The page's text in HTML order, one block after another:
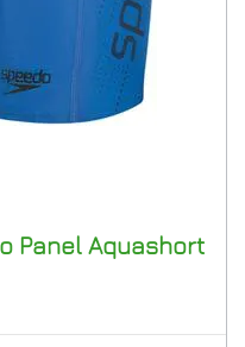
Panel Aquashort